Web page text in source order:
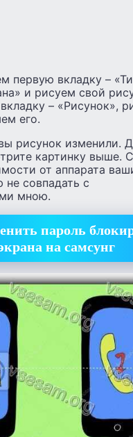
первую вкладку –
и рисуем свой
– «Рисунок»,
его.
рисунок изменили.
картинку выше.
от аппарата
не совпадать с
мною.
пароль
на самсунг